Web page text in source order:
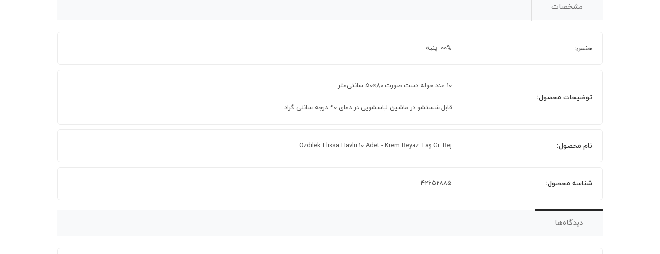
مشخصات
جنس: 100% پنبه
توضیحات محصول:
10 عدد حوله دست صورت 80×50 سانتی‌متر
قابل شستشو در ماشین لباسشویی در دمای 30 درجه سانتی گراد
نام محصول: Özdilek Elissa Havlu 10 Adet - Krem Beyaz Taş Gri Bej
شناسه محصول: 42652885
دیدگاه‌ها